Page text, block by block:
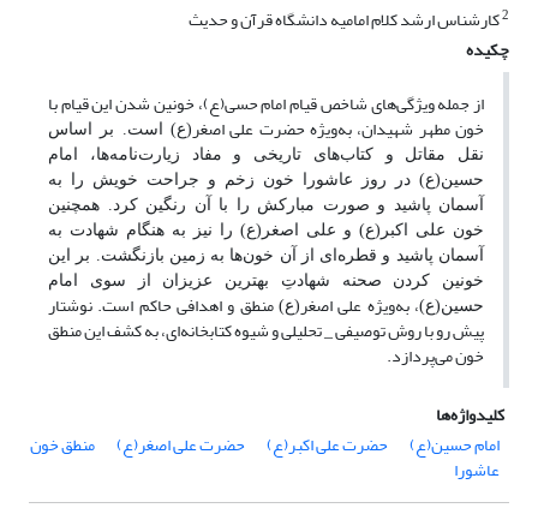
2کارشناس ارشد کلام امامیه دانشگاه قرآن و حدیث
چکیده
از جمله ویژگی‌های شاخص قیام امام حسی(ع)، خونین شدن این قیام با
خون مطهر شهیدان، به‌ویژه حضرت علی اصغر(ع)
است. بر اساس
نقل مقاتل و کتاب‌های تاریخی و مفاد زیارت‌نامه‌ها، امام
حسین(ع) در روز عاشورا خون زخم و جراحت خویش را به
آسمان پاشید و صورت مبارکش را با آن رنگین کرد. همچنین
خون علی اکبر (ع) و علی اصغر (ع) را نیز به هنگام شهادت به
آسمان پاشید و قطره‌ای از آن خون‌ها به زمین بازنگشت. بر این
خونین کردن صحنه شهادتِ بهترین عزیزان از سوی امام
حسین(ع)، به‌ویژه علی اصغر(ع) منطق و اهدافی حاکم است. نوشتار
پیش رو با روش توصیفی _ تحلیلی و شیوه کتابخانه‌ای، به کشف این منطق
خون می‌پردازد.
کلیدواژه‌ها
امام حسین(ع)
حضرت علی اکبر(ع) حضرت علی اصغر(ع) منطق خون
عاشورا